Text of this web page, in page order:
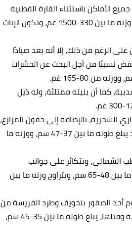
الأماكن باستثناء القارة القطبية
الجنوبية، يبلغ متوسط طوله من 34-58 سم، في حين يتراوح وزنه ما بين 330-1500 غم، وتكون الإناث
الرغم من ذلك، إلا أنه يعد صيادًا
نسبيًا من أجل البحث عن الحشرات
كما أن بنيته ممتلئة، وله ذيل
الشجرية، بالإضافة إلى حقول المزارع،
والمراعي، ويشبه كثيرًا صقر الشاهين، إلا أنه أقل وزنًا منه، إذ يبلغ طوله ما بين 37-47 سم، ووزنه ما
الشمالي، ويتكاثر على جوانب
المنحدرات في المناطق النائية في ألاسكا وكندا، يبلغ طوله ما بين 48-65 سم، ويتراوح وزنه ما بين
أحد الصقور بتخويف وطرد الفريسة من
مخبأها، ويقوم الصقر الآخر بالانتظار من أجل الإمساك بالفريسة وقتلها، يبلغ طوله ما بين 35-45 سم،